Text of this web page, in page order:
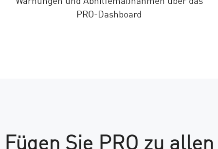
PRO-Dashboard
Fügen Sie PRO zu allen